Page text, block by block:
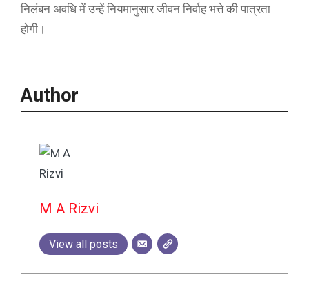
निलंबन अवधि में उन्हें नियमानुसार जीवन निर्वाह भत्ते की पात्रता
होगी।
Author
M A Rizvi
View all posts